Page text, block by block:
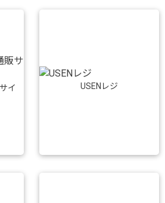
イ
USENレジ